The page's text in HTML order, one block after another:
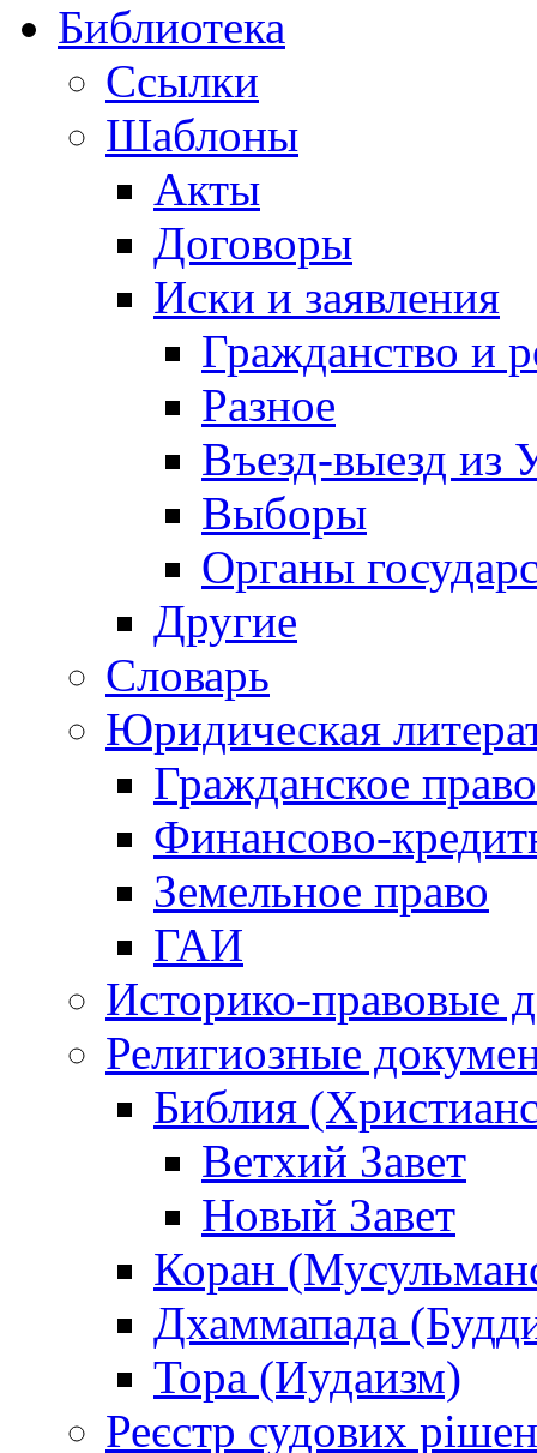
Библиотека
Ссылки
Шаблоны
Акты
Договоры
Иски и заявления
Гражданство и
Разное
Въезд-выезд из
Выборы
Органы
Другие
Словарь
Юридическая
Гражданское право
Финансово-
Земельное право
ГАИ
Историко-правовые
Религиозные
Библия
Ветхий Завет
Новый Завет
Коран
Дхаммапада
Тора (Иудаизм)
Реєстр судових